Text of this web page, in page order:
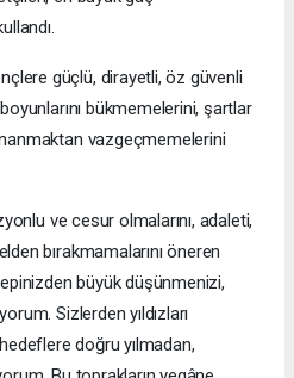
güçlü, dirayetli, öz güvenli
bükmemelerini, şartlar
vazgeçmemelerini
ve cesur olmalarını, adaleti,
bırakmamalarını öneren
büyük düşünmenizi,
Sizlerden yıldızları
doğru yılmadan,